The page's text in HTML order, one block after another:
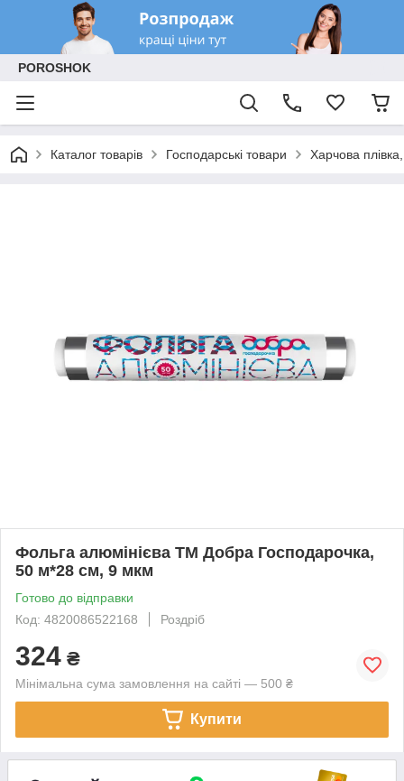
POROSHOK
Каталог товарів Господарські товари Харчова
Фольга алюмінієва ТМ Добра Господарочка,
50 м*28 см, 9 мкм
Готово до відправки
Код: 4820086522168
Роздріб
324 ₴
Мінімальна сума замовлення на сайті — 500 ₴
Купити